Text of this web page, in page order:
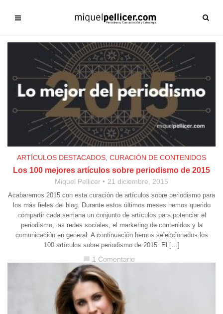
ARTÍCULOS DESTACADOS CURACIÓN DE CONTENIDOS
Los 100 mejores artículos sobre periodismo de 2015
Miquel Pellicer 21 diciembre, 2015
Acabaremos 2015 con esta curación de artículos sobre periodismo para
los más fieles del blog. Durante estos últimos meses hemos querido
compartir cada semana un conjunto de artículos para potenciar el
periodismo, las redes sociales, el marketing de contenidos y la
comunicación en general. A continuación hemos seleccionados los
100 artículos sobre periodismo de 2015. El […]
chat_bubble 1 Comentario